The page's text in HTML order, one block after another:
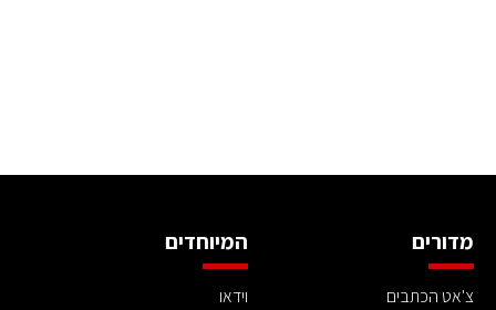
מדורים
צ'אט הכתבים
המיוחדים
וידאו